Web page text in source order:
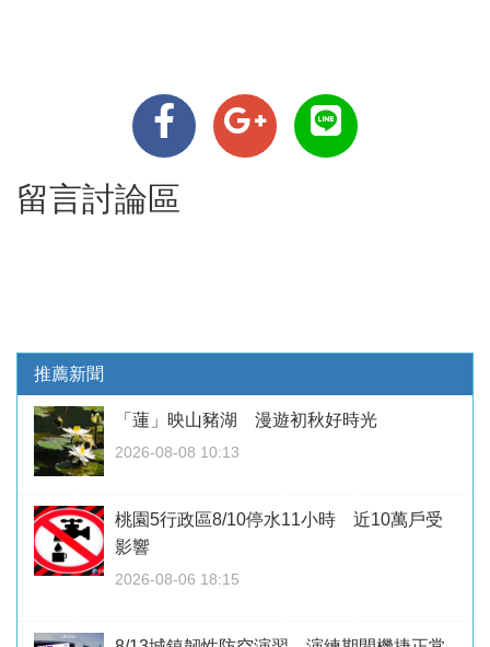
留言討論區
推薦新聞
「蓮」映山豬湖 漫遊初秋好時光
2026-08-08 10:13
桃園5行政區8/10停水11小時 近10萬戶受
影響
2026-08-06 18:15